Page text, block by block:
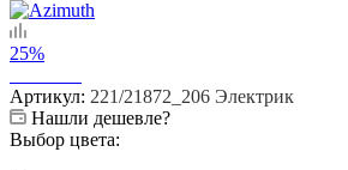
25%
Артикул: 221/21872_206 Электрик
Нашли дешевле?
Выбор цвета: